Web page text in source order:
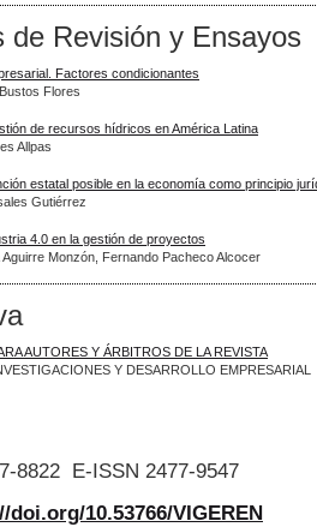
de Revisión y Ensayos
Factores condicionantes
Flores
de recursos hídricos en América Latina
Allpas
estatal posible en la economía como principio
Gutiérrez
4.0 en la gestión de proyectos
Monzón, Fernando Pacheco Alcocer
AUTORES Y ÁRBITROS DE LA REVISTA
Y DESARROLLO EMPRESARIAL
8822 E-ISSN 2477-9547
doi.org/10.53766/VIGEREN